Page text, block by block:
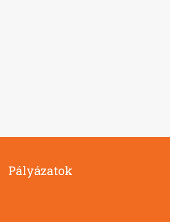
Pályázatok